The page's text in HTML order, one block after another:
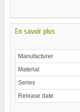
En savoir plus
Manufacturer
Material
Series
Release date